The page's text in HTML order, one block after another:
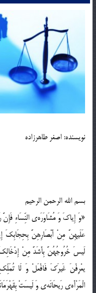
نويسنده: اصغر طاهرزاده
بسم الله الرحمن الرحيم
«وَ إِياكَ وَ مُشَاوَرَه‌ي النِّسَاءِ
عَلَيهِنَّ مِنْ أَبْصَارِهِنَّ بِحِجَابِكَ
لَيسَ خُرُوجُهُنَّ بِأَشَدَّ مِنْ
يعْرِفْنَ غَيرَكَ فَافْعَلْ وَ لَا
الْمَرْأَه‌ي رَيحَانَه‌ي وَ لَيسَتْ